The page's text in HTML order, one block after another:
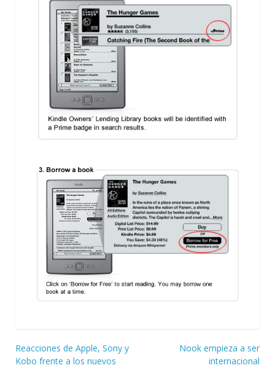
Navegación
Reacciones de Apple, Sony y
Kobo frente a los nuevos
Nook empieza a ser
internacional